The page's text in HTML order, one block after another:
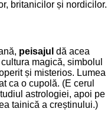
britanicilor și nordicilor.
peisajul dă acea
magică, simbolul
și misterios. Lumea
ca o cupolă. (E cerul
astrologiei, apoi pe
tainică a creștinului.)